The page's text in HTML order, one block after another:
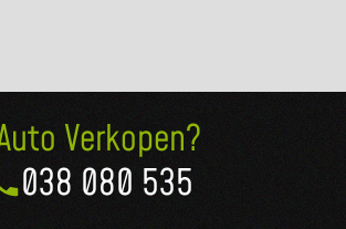
Verkopen?
038 080 535